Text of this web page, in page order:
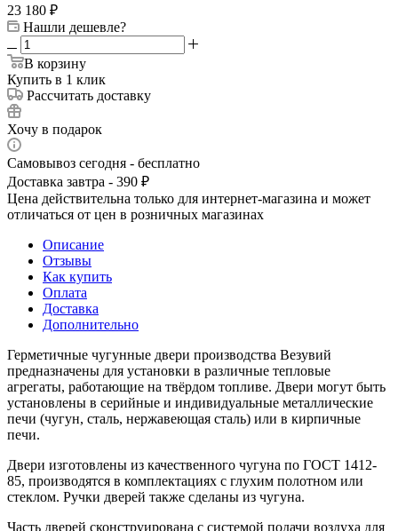
23 180 ₽
Нашли дешевле?
В корзину
Купить в 1 клик
Рассчитать доставку
Хочу в подарок
Самовывоз сегодня - бесплатно
Доставка завтра - 390 ₽
Цена действительна только для интернет-магазина и может
отличаться от цен в розничных магазинах
Описание
Отзывы
Как купить
Оплата
Доставка
Дополнительно
Герметичные чугунные двери производства Везувий
предназначены для установки в различные тепловые
агрегаты, работающие на твёрдом топливе. Двери могут быть
установлены в серийные и индивидуальные металлические
печи (чугун, сталь, нержавеющая сталь) или в кирпичные
печи.
Двери изготовлены из качественного чугуна по ГОСТ 1412-
85, производятся в комплектациях с глухим полотном или
стеклом. Ручки дверей также сделаны из чугуна.
Часть дверей сконструирована с системой подачи воздуха для